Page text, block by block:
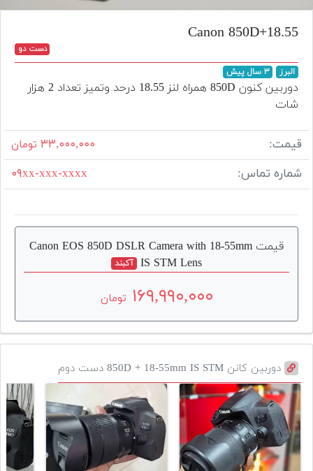
تجهیزات
مکث
افزودن
محصول
دوم
لیست
قیمت
دوربین
بله
Canon 850D+18.55
دست دو
البرز ۳ سال پیش
دوربین کنون 850D همراه لنز 18.55 درحد وتمیز تعداد 2 هزار
شات
قیمت: ۳۳,۰۰۰,۰۰۰ تومان
شماره تماس: ۰۹xx-xxx-xxxx
قیمت Canon EOS 850D DSLR Camera with 18-55mm
IS STM Lens
آکبند
۱۶۹,۹۹۰,۰۰۰ تومان
دوربین کانن 850D + 18-55mm IS STM دست دوم